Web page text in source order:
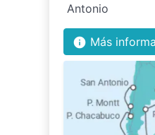
Antonio
info Más